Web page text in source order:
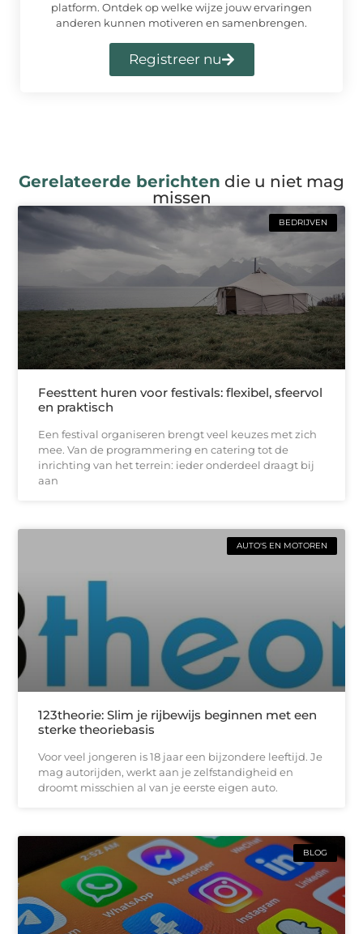
platform. Ontdek op welke wijze jouw ervaringen
anderen kunnen motiveren en samenbrengen.
Registreer nu
Gerelateerde berichten die u niet mag
missen
BEDRIJVEN
Feesttent huren voor festivals: flexibel, sfeervol
en praktisch
Een festival organiseren brengt veel keuzes met zich
mee. Van de programmering en catering tot de
inrichting van het terrein: ieder onderdeel draagt bij
aan
AUTO'S EN MOTOREN
123theorie: Slim je rijbewijs beginnen met een
sterke theoriebasis
Voor veel jongeren is 18 jaar een bijzondere leeftijd. Je
mag autorijden, werkt aan je zelfstandigheid en
droomt misschien al van je eerste eigen auto.
BLOG